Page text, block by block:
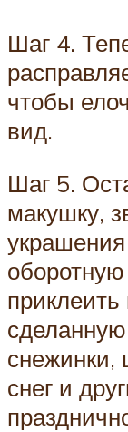
Шаг 4.
чтобы
вид.
Шаг 5.
макушку,
снежинки,
снег и